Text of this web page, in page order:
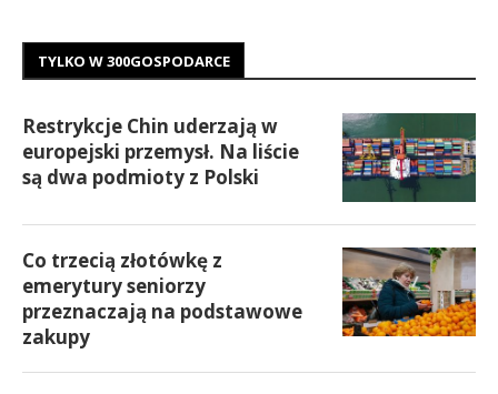
TYLKO W 300GOSPODARCE
Restrykcje Chin uderzają w
europejski przemysł. Na liście
są dwa podmioty z Polski
Co trzecią złotówkę z
emerytury seniorzy
przeznaczają na podstawowe
zakupy